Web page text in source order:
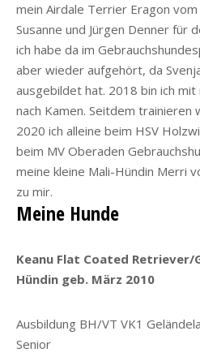
mein Airdale Terrier Eragon
Susanne und Jürgen Denner für
ich habe da im
aber wieder aufgehört, da
ausgebildet hat. 2018 bin ich
nach Kamen. Seitdem trainieren
2020 ich alleine beim HSV
beim MV Oberaden
meine kleine Mali-Hündin Merri
zu mir.
Meine Hunde
Keanu Flat Coated
Hündin geb. März 2010
Ausbildung BH/VT VK1
Senior